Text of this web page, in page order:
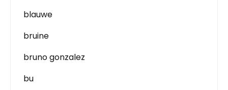
blauwe
bruine
bruno gonzalez
bu